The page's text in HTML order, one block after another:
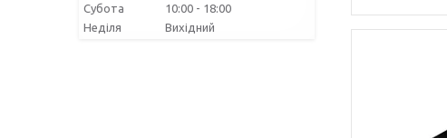
Субота
10:00
18:00
Неділя
Вихідний